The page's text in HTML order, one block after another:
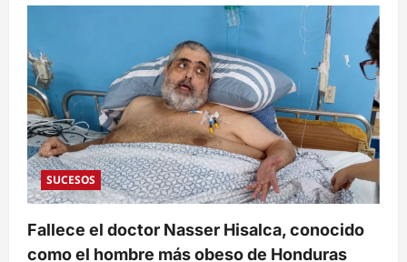
SUCESOS
Fallece el doctor Nasser Hisalca, conocido
como el hombre más obeso de Honduras